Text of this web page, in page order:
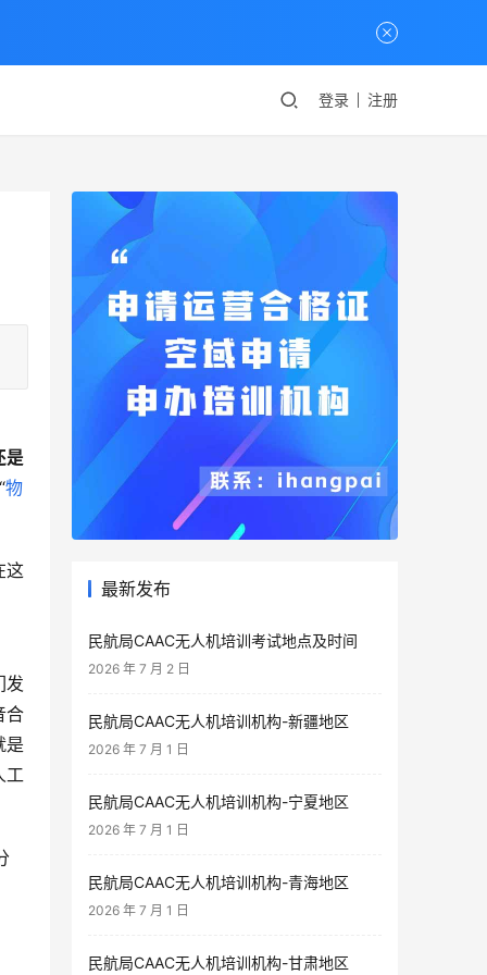
登录 注册
是
物
这
发
合
是
工
最新发布
民航局CAAC无人机培训考试地点及时间
2026 年 7 月 2 日
民航局CAAC无人机培训机构-新疆地区
2026 年 7 月 1 日
民航局CAAC无人机培训机构-宁夏地区
2026 年 7 月 1 日
民航局CAAC无人机培训机构-青海地区
2026 年 7 月 1 日
民航局CAAC无人机培训机构-甘肃地区